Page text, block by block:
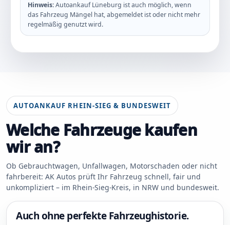
Hinweis:Autoankauf Lüneburg ist auch möglich, wenn
das Fahrzeug Mängel hat, abgemeldet ist oder nicht mehr
regelmäßig genutzt wird.
AUTOANKAUF RHEIN-SIEG & BUNDESWEIT
Welche Fahrzeuge kaufen
wir an?
Ob Gebrauchtwagen, Unfallwagen, Motorschaden oder nicht
fahrbereit: AK Autos prüft Ihr Fahrzeug schnell, fair und
unkompliziert – im Rhein-Sieg-Kreis, in NRW und bundesweit.
Auch ohne perfekte Fahrzeughistorie.